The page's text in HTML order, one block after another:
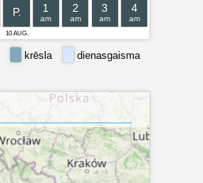
10 AUG.
P. 1
am
2
am
3
am
4
am
dienasgaisma
krēsla